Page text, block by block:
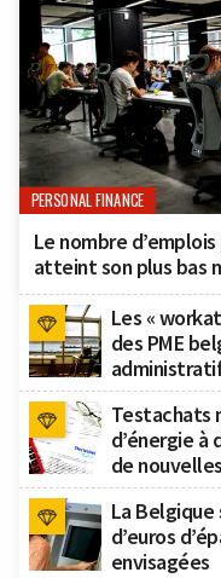
PERSONAL FINANCE
Le nombre
atteint son plus bas
Les «
des PME
Testachats
d’énergie
de
La
d’euros
envisagées